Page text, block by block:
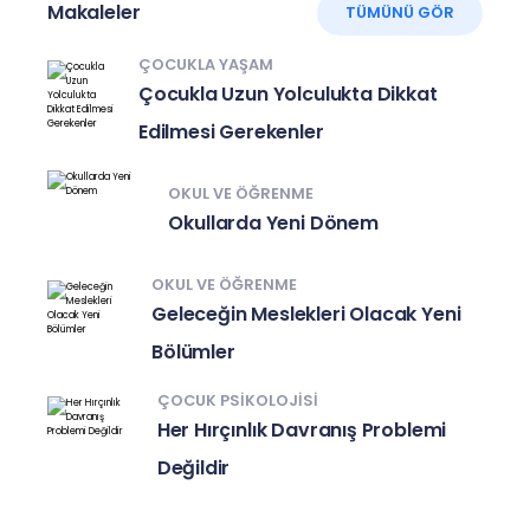
Makaleler TÜMÜNÜ GÖR
ÇOCUKLA YAŞAM
Çocukla Uzun Yolculukta Dikkat
Edilmesi Gerekenler
OKUL VE ÖĞRENME
Okullarda Yeni Dönem
OKUL VE ÖĞRENME
Geleceğin Meslekleri Olacak Yeni
Bölümler
ÇOCUK PSIKOLOJISI
Her Hırçınlık Davranış Problemi
Değildir